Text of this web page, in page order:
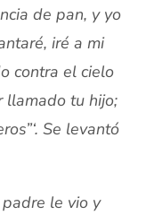
de pan, y yo
iré a mi
contra el cielo
llamado tu hijo;
Se levantó
le vio y